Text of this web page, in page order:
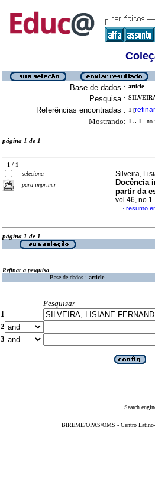
Base de dados : article
Pesquisa :
Referências encontradas : 1 [refinar
Mostrando: 1 .. 1 no
página 1 de 1
1 / 1
seleciona
para imprimir
Silveira,
Docência
partir da
vol.46,
· resumo
página 1 de 1
Refinar a pesquisa
Base de dados : article
Pesquisar
1
2
3
Search
BIREME/OPAS/OMS - Centro Latino-